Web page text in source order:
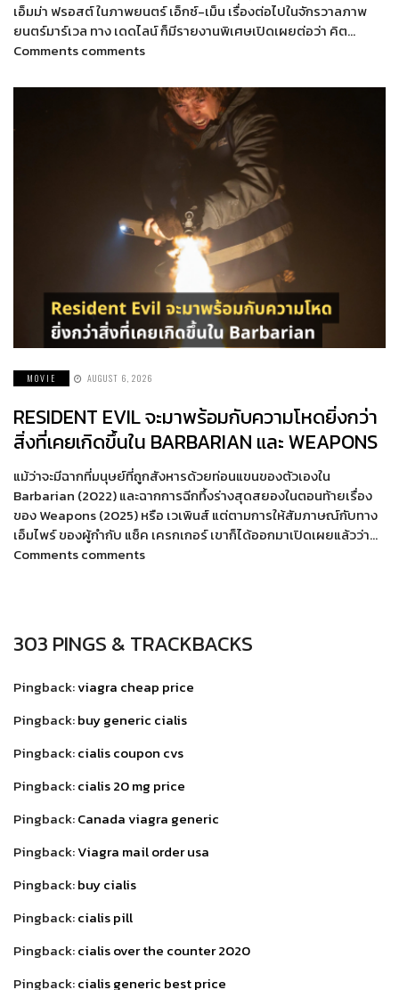
เอ็มม่า ฟรอสต์ ในภาพยนตร์ เอ็กซ์-เม็น เรื่องต่อไปในจักรวาลภาพ
ยนตร์มาร์เวล ทาง เดดไลน์ ก็มีรายงานพิเศษเปิดเผยต่อว่า คิต…
Comments comments
MOVIE AUGUST 6, 2026
RESIDENT EVIL จะมาพร้อมกับความโหดยิ่งกว่า
สิ่งที่เคยเกิดขึ้นใน BARBARIAN และ WEAPONS
แม้ว่าจะมีฉากที่มนุษย์ที่ถูกสังหารด้วยท่อนแขนของตัวเองใน
Barbarian (2022) และฉากการฉีกทึ้งร่างสุดสยองในตอนท้ายเรื่อง
ของ Weapons (2025) หรือ เวเพินส์ แต่ตามการให้สัมภาษณ์กับทาง
เอ็มไพร์ ของผู้กำกับ แซ็ค เครกเกอร์ เขาก็ได้ออกมาเปิดเผยแล้วว่า…
Comments comments
303 PINGS & TRACKBACKS
Pingback:viagra cheap price
Pingback:buy generic cialis
Pingback:cialis coupon cvs
Pingback:cialis 20 mg price
Pingback:Canada viagra generic
Pingback:Viagra mail order usa
Pingback:buy cialis
Pingback:cialis pill
Pingback:cialis over the counter 2020
Pingback:cialis generic best price